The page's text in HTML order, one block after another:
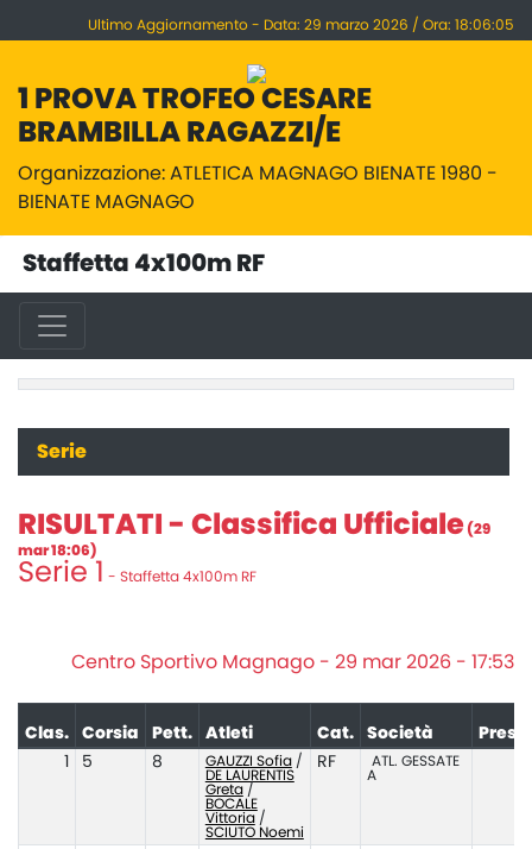
Ultimo Aggiornamento - Data: 29 marzo 2026 / Ora: 18:06:05
1 PROVA TROFEO CESARE
BRAMBILLA RAGAZZI/E
Organizzazione: ATLETICA MAGNAGO BIENATE 1980 -
BIENATE MAGNAGO
Staffetta 4x100m RF
Serie
RISULTATI - Classifica Ufficiale (29
mar 18:06)
Serie 1 - Staffetta 4x100m RF
Centro Sportivo Magnago - 29 mar 2026 - 17:53
Clas. Corsia Pett. Atleti Cat. Società
5 8 GAUZZI Sofia/
DE LAURENTIS
Greta/
BOCALE
Vittoria/
SCIUTO Noemi
RF
ATL. GESSATE
A